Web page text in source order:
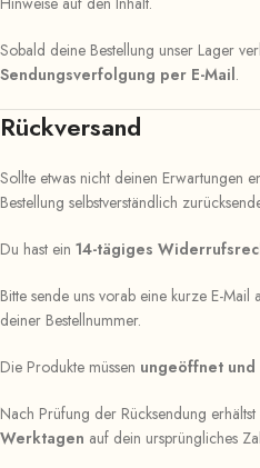
Sobald deine Bestellung unser Lager
Sendungsverfolgung per E-Mail.
Rückversand
Sollte etwas nicht deinen Erwartungen
Bestellung selbstverständlich
Du hast ein 14-tägiges
Bitte sende uns vorab eine kurze E-Mail
deiner Bestellnummer.
Die Produkte müssen ungeöffnet
Nach Prüfung der Rücksendung
Werktagen auf dein ursprüngliches